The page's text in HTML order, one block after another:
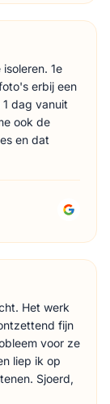
1e
erbij een
dag vanuit
ook de
en dat
Het werk
fijn
voor ze
liep ik op
Sjoerd,